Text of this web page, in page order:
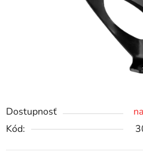
Dostupnosť
Kód: